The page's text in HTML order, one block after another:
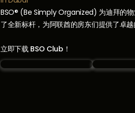
BSO® (Be Simply Organized) 为迪拜的
了全新标杆，为阿联酋的房东们提供了卓越
立即下载 BSO Club！